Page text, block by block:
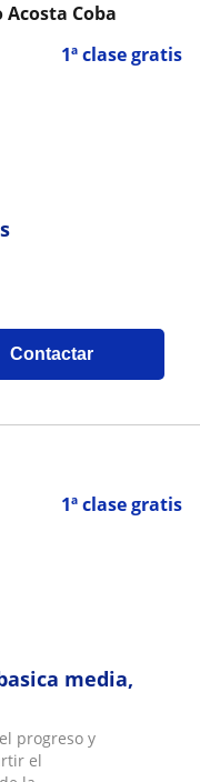
1ª clase gratis
Acosta Coba
Contactar
1ª clase gratis
media,
progreso y
el